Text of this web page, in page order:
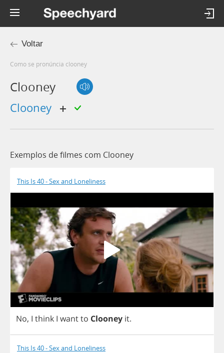
Voltar
Como se pronúncia clooney
Clooney
Clooney
Exemplos de filmes com Clooney
This Is 40 - Sex and Loneliness
No, I think I wantto Clooney it.
This Is 40 - Sex and Loneliness